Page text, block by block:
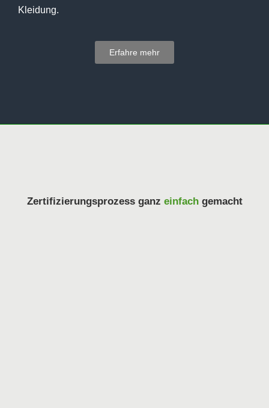
Kleidung.
Erfahre mehr
Zertifizierungsprozess ganz einfach gemacht